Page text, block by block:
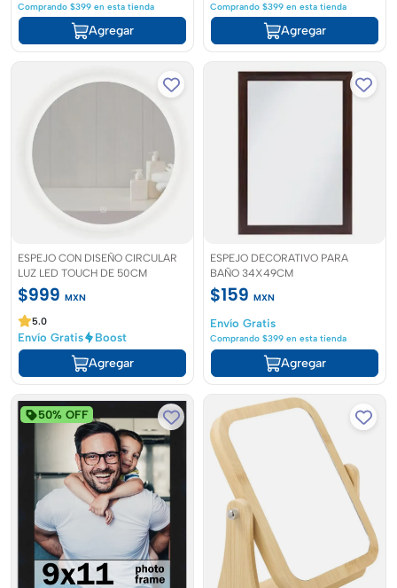
Comprando $399 en esta tienda
Agregar
Comprando $399 en esta tienda
Agregar
ESPEJO CON DISEÑO CIRCULAR
LUZ LED TOUCH DE 50CM
$999 MXN
5.0
Envío Gratis Boost
Agregar
ESPEJO DECORATIVO PARA
BAÑO 34X49CM
$159 MXN
Envío Gratis
Comprando $399 en esta tienda
Agregar
50% OFF